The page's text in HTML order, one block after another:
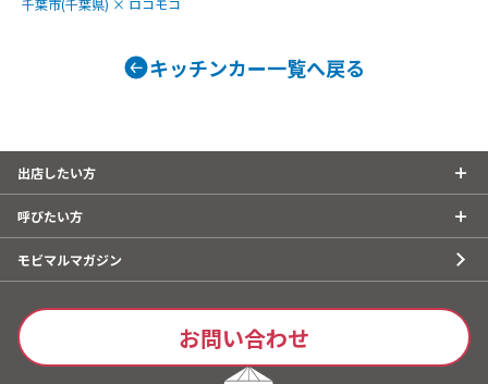
千葉市(千葉県) × ロコモコ
キッチンカー一覧へ戻る
出店したい方
呼びたい方
モビマルマガジン
お問い合わせ